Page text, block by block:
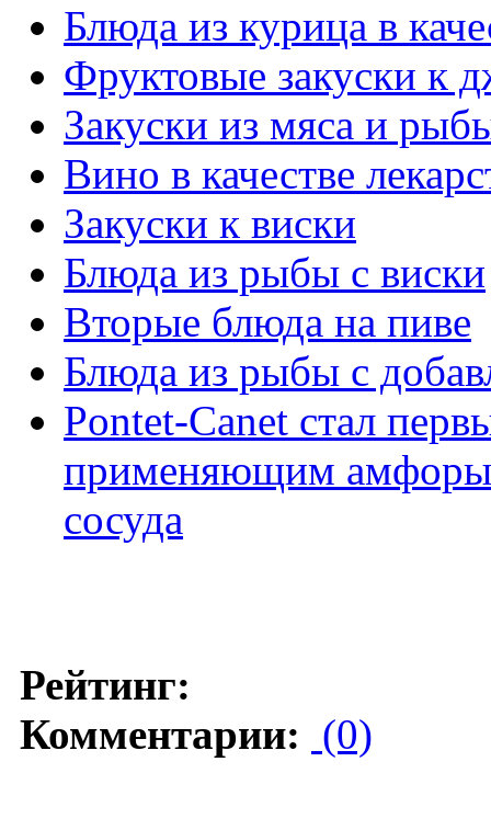
Блюда из курица в
Фруктовые закуски к
Закуски из мяса и
Вино в качестве
Закуски к виски
Блюда из рыбы с виски
Вторые блюда на пиве
Блюда из рыбы с
Pontet-Canet стал
применяющим амфоры
сосуда
Рейтинг:
Комментарии: (0)